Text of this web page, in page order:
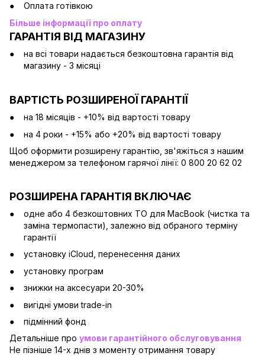
Оплата готівкою
Більше інформації про оплату
ГАРАНТІЯ ВІД МАГАЗИНУ
на всі товари надається безкоштовна гарантія від
магазину - 3 місяці
ВАРТІСТЬ РОЗШИРЕНОЇ ГАРАНТІЇ
на 18 місяців - +10% від вартості товару
на 4 роки - +15% або +20% від вартості товару
Щоб оформити розширену гарантію, зв'яжіться з нашим
менеджером за телефоном гарячої лінії: 0 800 20 62 02
РОЗШИРЕНА ГАРАНТІЯ ВКЛЮЧАЄ
одне або 4 безкоштовних ТО для MacBook (чистка та
заміна термопасти), залежно від обраного терміну
гарантії
установку iCloud, перенесення даних
установку програм
знижки на аксесуари 20-30%
вигідні умови trade-in
підмінний фонд
Детальніше про умови гарантійного обслуговування
Не пізніше 14-х днів з моменту отримання товару